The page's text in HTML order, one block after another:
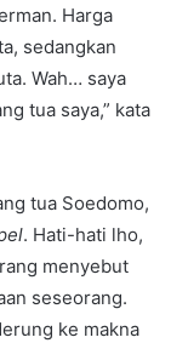
Harga
sedangkan
Wah… saya
tua saya,” kata
tua Soedomo,
. Hati-hati lho,
menyebut
seseorang.
ke makna